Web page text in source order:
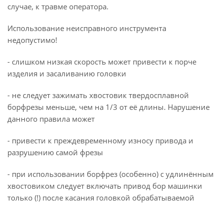
случае, к травме оператора.
Использование неисправного инструмента
недопустимо!
- слишком низкая скорость может привести к порче
изделия и засаливанию головки
- не следует зажимать хвостовик твердосплавной
борфрезы меньше, чем на 1/3 от её длины. Нарушение
данного правила может
- привести к преждевременному износу привода и
разрушению самой фрезы
- при использовании борфрез (особенно) с удлинённым
хвостовиком следует включать привод бор машинки
только (!) после касания головкой обрабатываемой